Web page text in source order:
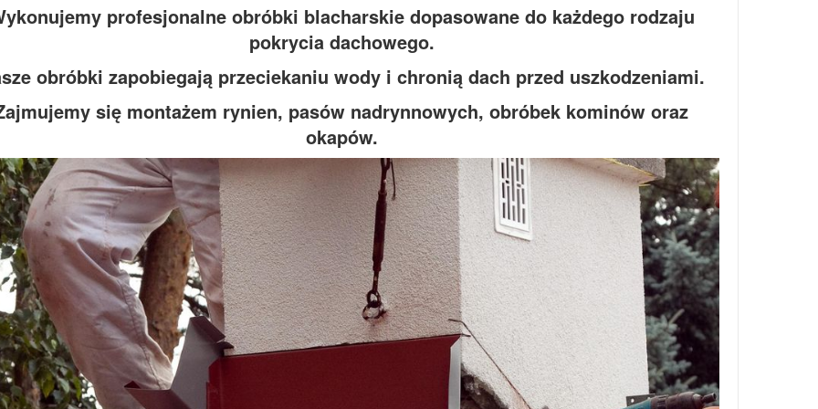
profesjonalne obróbki blacharskie dopasowane do każdego rodzaju
pokrycia dachowego.
obróbki zapobiegają przeciekaniu wody i chronią dach przed uszkodzeniami.
się montażem rynien, pasów nadrynnowych, obróbek kominów oraz
okapów.